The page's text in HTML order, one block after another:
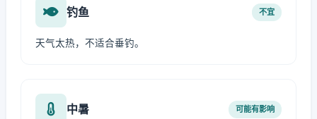
钓鱼 不宜
天气太热，不适合垂钓。
中暑 可能有影响